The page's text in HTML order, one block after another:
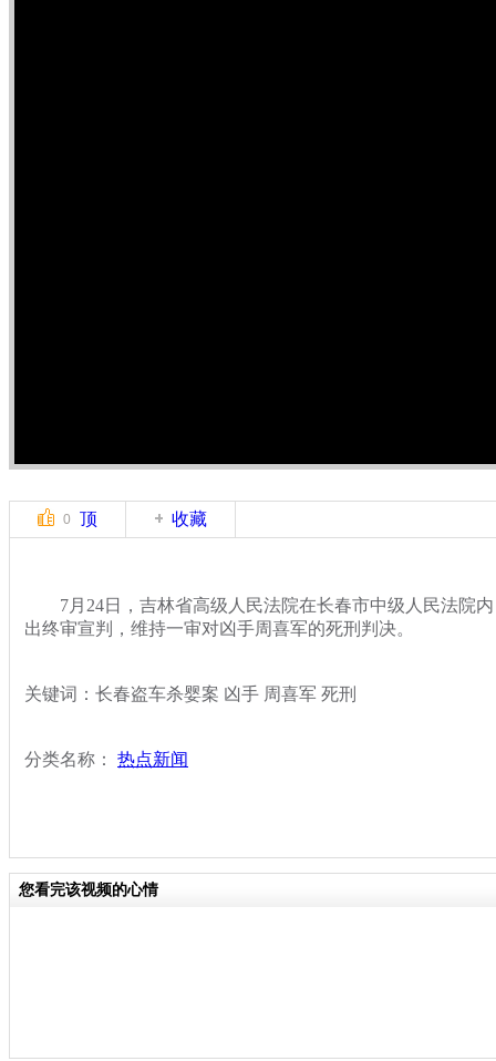
0 顶 收藏
7月24日，吉林省高级人民法院在长春市中级人民法院内
出终审宣判，维持一审对凶手周喜军的死刑判决。
关键词：长春盗车杀婴案 凶手 周喜军 死刑
分类名称： 热点新闻
您看完该视频的心情